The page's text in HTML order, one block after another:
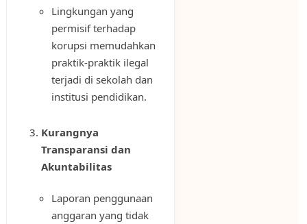
Lingkungan yang
permisif terhadap
korupsi memudahkan
praktik-praktik ilegal
terjadi di sekolah dan
institusi pendidikan.
Kurangnya
Transparansi dan
Akuntabilitas
Laporan penggunaan
anggaran yang tidak